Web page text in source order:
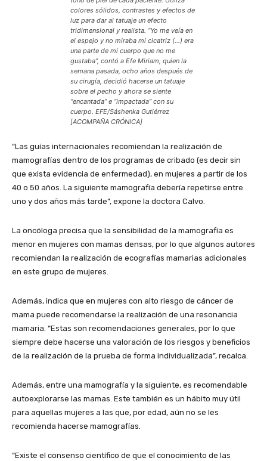
colores sólidos, contrastes y efectos de
luz para dar al tatuaje un efecto
tridimensional y realista. “Yo me veía en
el espejo y no miraba mi cicatriz (…) era
una parte de mi cuerpo que no me
gustaba”, contó a Efe Miriam, quien la
semana pasada, ocho años después de
su cirugía, decidió hacerse un tatuaje
sobre el pecho y ahora se siente
“encantada” e “impactada” con su
cuerpo. EFE/Sáshenka Gutiérrez
[ACOMPAÑA CRÓNICA]
“Las guías internacionales recomiendan la realización de
mamografías dentro de los programas de cribado (es decir sin
que exista evidencia de enfermedad), en mujeres a partir de los
40 o 50 años. La siguiente mamografía debería repetirse entre
uno y dos años más tarde”, expone la doctora Calvo.
La oncóloga precisa que la sensibilidad de la mamografía es
menor en mujeres con mamas densas, por lo que algunos autores
recomiendan la realización de ecografías mamarias adicionales
en este grupo de mujeres.
Además, indica que en mujeres con alto riesgo de cáncer de
mama puede recomendarse la realización de una resonancia
mamaria. “Estas son recomendaciones generales, por lo que
siempre debe hacerse una valoración de los riesgos y beneficios
de la realización de la prueba de forma individualizada”, recalca.
Además, entre una mamografía y la siguiente, es recomendable
autoexplorarse las mamas. Este también es un hábito muy útil
para aquellas mujeres a las que, por edad, aún no se les
recomienda hacerse mamografías.
“Existe el consenso científico de que el conocimiento de las